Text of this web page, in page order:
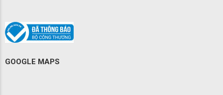
GOOGLE MAPS